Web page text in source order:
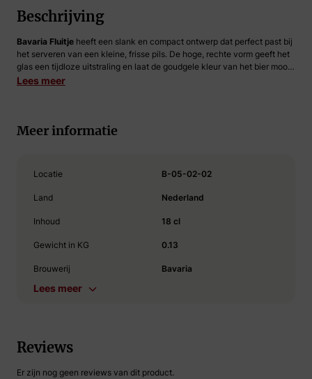
Beschrijving
Bavaria Fluitje heeft een slank en compact ontwerp dat perfect past bij
het serveren van een kleine, frisse pils. De hoge, rechte vorm geeft het
glas een tijdloze uitstraling en laat de goudgele kleur van het bier mooi
uitkomen. Het heldere glas zorgt voor een verzorgde presentatie, terwijl
Lees meer
Meer informatie
Locatie B-05-02-02
Land Nederland
Inhoud 18 cl
Gewicht in KG 0.13
Brouwerij Bavaria
Lees meer
Reviews
Er zijn nog geen reviews van dit product.